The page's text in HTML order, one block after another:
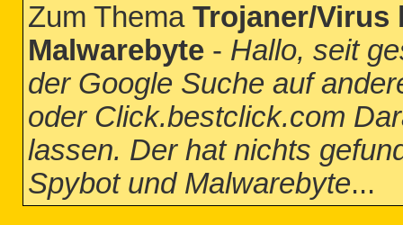
Zum Thema Trojaner/
Malwarebyte - Hallo, seit
der Google Suche auf
oder Click.bestclick.com
lassen. Der hat nichts
Spybot und Malwarebyte...